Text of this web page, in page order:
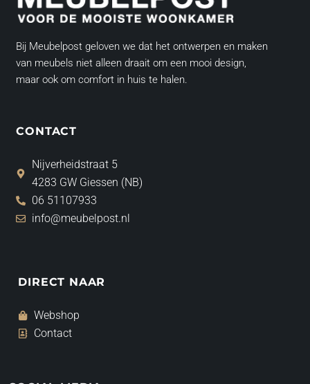
Bij Meubelpost geloven we dat het ontwerpen en maken
van meubels niet alleen draait om een mooi design,
maar ook om comfort in huis te halen.
CONTACT
Nijverheidstraat 5
4283 GW Giessen (NB)
06 51107933
info@meubelpost.nl
DIRECT NAAR
Webshop
Contact